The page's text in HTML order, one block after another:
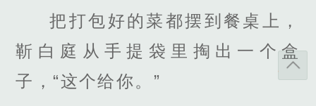
把打包好的菜都摆到餐桌上，
靳白庭从手提袋里掏出一个盒
子，“这个给你。”